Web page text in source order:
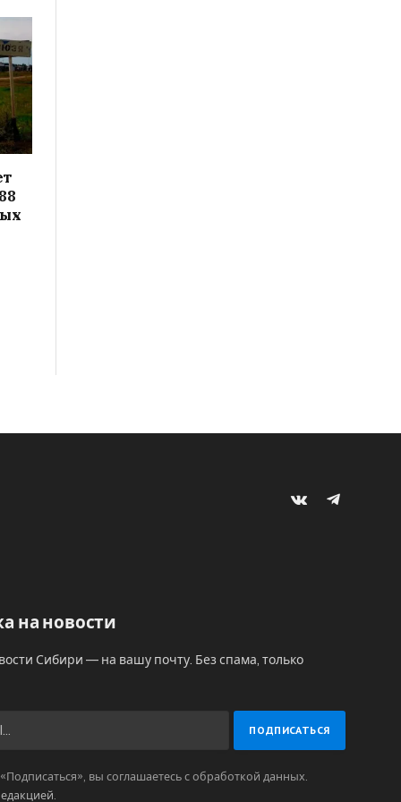
VKontakteTelegram
на новости
Сибири — на вашу почту. Без спама, только
вы соглашаетесь с обработкой данных.
.